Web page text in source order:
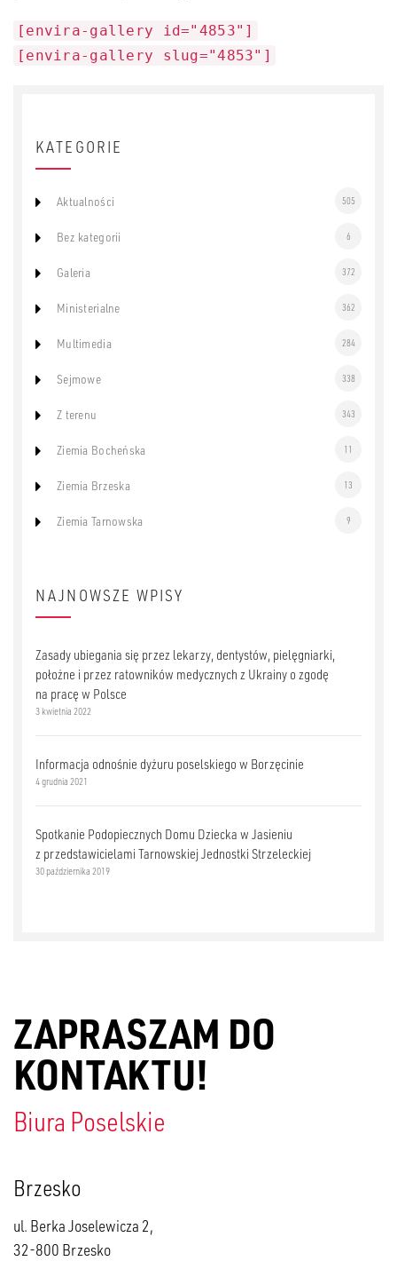
[envira-gallery id="4853"]
[envira-gallery slug="4853"]
KATEGORIE
Aktualności 505
Bez kategorii 6
Galeria 372
Ministerialne 362
Multimedia 284
Sejmowe 338
Z terenu 343
Ziemia Bocheńska 11
Ziemia Brzeska 13
Ziemia Tarnowska 9
NAJNOWSZE WPISY
Zasady ubiegania się przez lekarzy, dentystów, pielęgniarki,
położne i przez ratowników medycznych z Ukrainy o zgodę
na pracę w Polsce
3 kwietnia 2022
Informacja odnośnie dyżuru poselskiego w Borzęcinie
4 grudnia 2021
Spotkanie Podopiecznych Domu Dziecka w Jasieniu
z przedstawicielami Tarnowskiej Jednostki Strzeleckiej
30 października 2019
ZAPRASZAM DO
KONTAKTU!
Biura Poselskie
Brzesko
ul. Berka Joselewicza 2,
32-800 Brzesko